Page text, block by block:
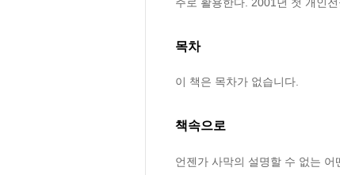
목차
이 책은 목차가 없습니다.
책속으로
언젠가 사막의 설명할 수 없는 어